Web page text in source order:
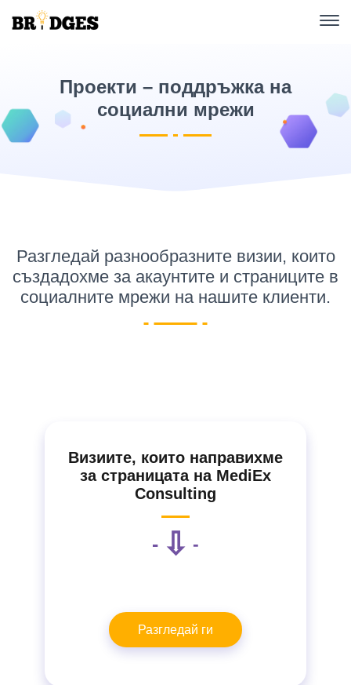
Проекти – поддръжка на
социални мрежи
Разгледай разнообразните визии, които
създадохме за акаунтите и страниците в
социалните мрежи на нашите клиенти.
Визиите, които направихме
за страницата на MediEx
Consulting
- ⇩ -
Разгледай ги